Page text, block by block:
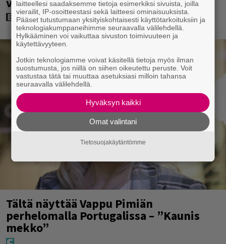
Tältä näyttää Vappu Pimiän
perhelomalla Portugalissa – ”Kaunis
mekko”
laitteellesi saadaksemme tietoja esimerkiksi sivuista, joilla
vierailit, IP-osoitteestasi sekä laitteesi ominaisuuksista.
Pääset tutustumaan yksityiskohtaisesti käyttötarkoituksiin ja
teknologiakumppaneihimme seuraavalla välilehdellä.
Hylkääminen voi vaikuttaa sivuston toimivuuteen ja
käytettävyyteen.
Jotkin teknologiamme voivat käsitellä tietoja myös ilman
suostumusta, jos niillä on siihen oikeutettu peruste. Voit
vastustaa tätä tai muuttaa asetuksiasi milloin tahansa
seuraavalla välilehdellä.
Hyväksyn kaikki
Omat valintani
Tietosuojakäytäntömme